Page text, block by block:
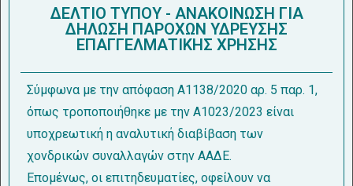
ΔΕΛΤΙΟ ΤΥΠΟΥ - ΑΝΑΚΟΙΝΩΣΗ ΓΙΑ
ΔΗΛΩΣΗ ΠΑΡΟΧΩΝ ΥΔΡΕΥΣΗΣ
ΕΠΑΓΓΕΛΜΑΤΙΚΗΣ ΧΡΗΣΗΣ
Σύμφωνα με την απόφαση Α1138/2020 αρ. 5 παρ. 1,
όπως τροποποιήθηκε με την Α1023/2023 είναι
υποχρεωτική η αναλυτική διαβίβαση των
χονδρικών συναλλαγών στην ΑΑΔΕ.
Επομένως, οι επιτηδευματίες, οφείλουν να